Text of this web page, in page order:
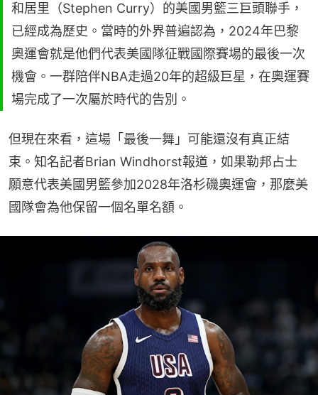
和居里（Stephen Curry）的美國男籃三巨頭聯手，
已經成為歷史。當時的外界普遍認為，2024年巴黎
奧運會就是他們代表美國隊征戰國際賽場的最後一次
機會。一群陪伴NBA走過20年的超級巨星，在奧運賽
場完成了一次屬於時代的告別。
但現在來看，這場「最後一舞」可能還沒有真正結
束。知名記者Brian Windhorst報道，如果勒邦占士
願意代表美國男籃參加2028年洛杉磯奧運會，那麼美
國隊會為他保留一個名單名額。